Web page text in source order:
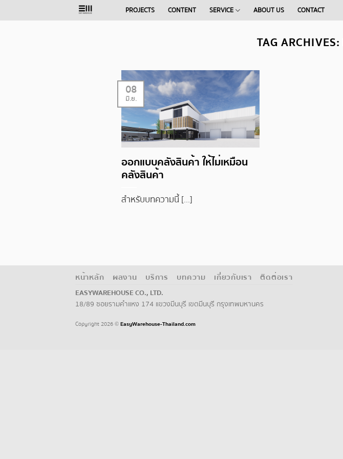
to
PROJECTS CONTENT SERVICE ABOUT US CONTACT
TAG ARCHIVES:
ออกแบบคลังสินค้า ให้ไม่เหมือน
คลังสินค้า
สำหรับบทความนี้ [...]
08
มิ.ย.
หน้าหลัก ผลงาน บริการ บทความ เกี่ยวกับเรา ติดต่อเรา
EASYWAREHOUSE CO., LTD.
18/89 ซอยรามคำแหง 174 แขวงมีนบุรี เขตมีนบุรี กรุงเทพมหานคร
Copyright 2026 © EasyWarehouse-Thailand.com